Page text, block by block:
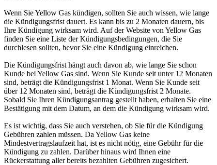
Wenn Sie Yellow Gas kündigen, sollten Sie auch wissen, wie lange
die Kündigungsfrist dauert. Es kann bis zu 2 Monaten dauern, bis
Ihre Kündigung wirksam wird. Auf der Website von Yellow Gas
finden Sie eine Liste der Kündigungsbedingungen, die Sie
durchlesen sollten, bevor Sie eine Kündigung einreichen.
Die Kündigungsfrist hängt auch davon ab, wie lange Sie schon
Kunde bei Yellow Gas sind. Wenn Sie Kunde seit unter 12 Monaten
sind, beträgt die Kündigungsfrist 1 Monat. Wenn Sie Kunde seit
über 12 Monaten sind, beträgt die Kündigungsfrist 2 Monate.
Sobald Sie Ihren Kündigungsantrag gestellt haben, erhalten Sie eine
Bestätigung mit dem Datum, an dem die Kündigung wirksam wird.
Es ist wichtig, dass Sie auch verstehen, ob Sie für die Kündigung
Gebühren zahlen müssen. Da Yellow Gas keine
Mindestvertragslaufzeit hat, ist es nicht nötig, eine Gebühr für die
Kündigung zu zahlen. Darüber hinaus wird Ihnen eine
Rückerstattung aller bereits bezahlten Gebühren zugesichert.